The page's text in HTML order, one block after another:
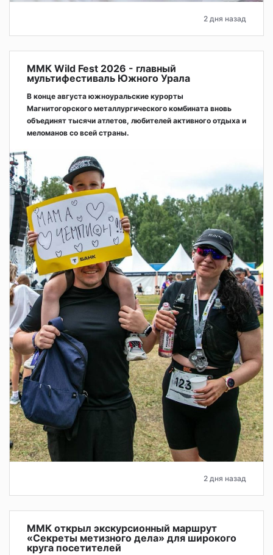
2 дня назад
ММК Wild Fest 2026 - главный
мультифестиваль Южного Урала
В конце августа южноуральские курорты
Магнитогорского металлургического комбината вновь
объединят тысячи атлетов, любителей активного отдыха и
меломанов со всей страны.
2 дня назад
ММК открыл экскурсионный маршрут
«Секреты метизного дела» для широкого
круга посетителей